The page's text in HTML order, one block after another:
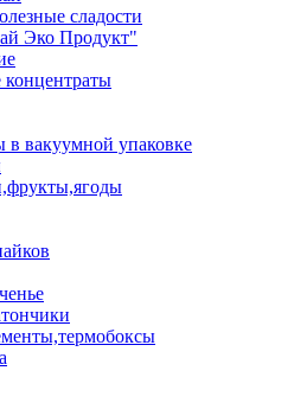
сладости
Эко Продукт"
вакуумной упаковке